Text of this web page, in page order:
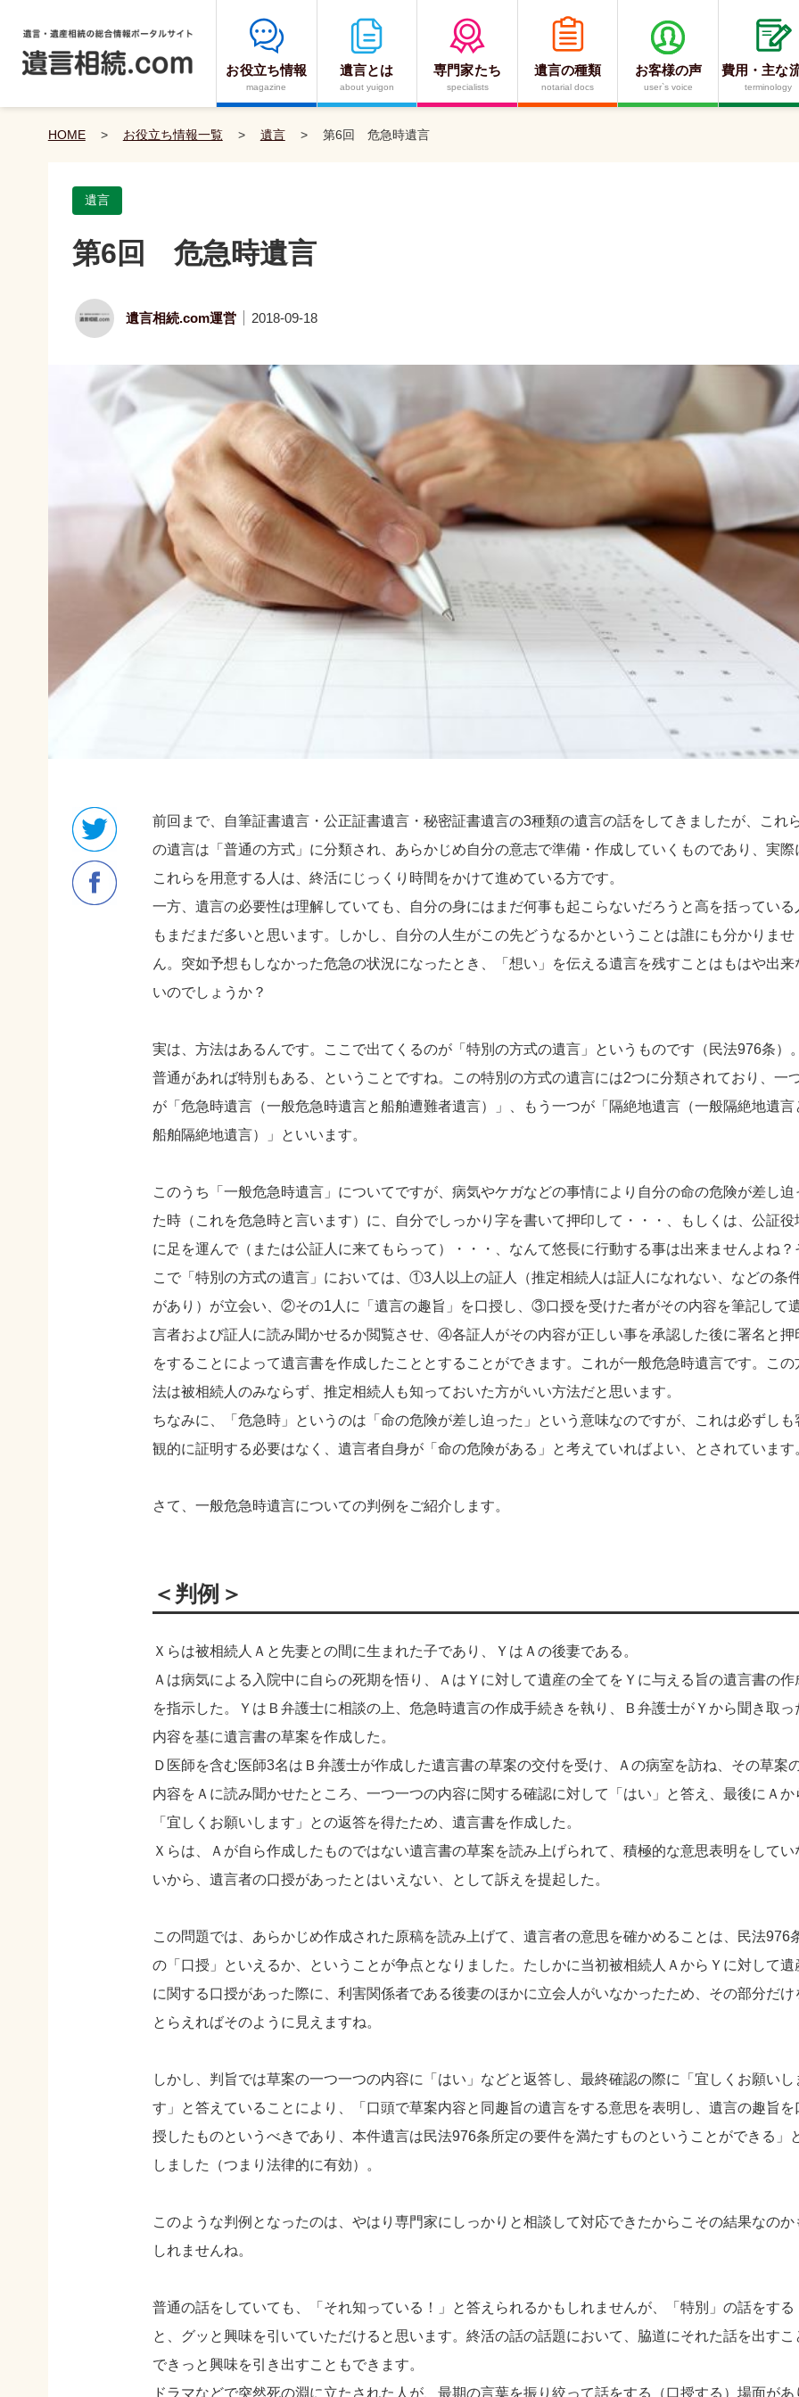
お役立ち情報
magazine
遺言とは
about yuigon
専門家たち
specialists
遺言の種類
notarial docs
お客様の声
user`s voice
費用・主な
terminology
HOME > お役立ち情報一覧 > 遺言 > 第6回 危急時遺言
遺言
第6回 危急時遺言
遺言相続.com運営 2018-09-18
前回まで、自筆証書遺言・公正証書遺言・秘密証書遺言の3種類の遺言の話をしてきましたが、これ
の遺言は「普通の方式」に分類され、あらかじめ自分の意志で準備・作成していくものであり、実際
これらを用意する人は、終活にじっくり時間をかけて進めている方です。
一方、遺言の必要性は理解していても、自分の身にはまだ何事も起こらないだろうと高を括っている
もまだまだ多いと思います。しかし、自分の人生がこの先どうなるかということは誰にも分かりませ
ん。突如予想もしなかった危急の状況になったとき、「想い」を伝える遺言を残すことはもはや出来
いのでしょうか？
実は、方法はあるんです。ここで出てくるのが「特別の方式の遺言」というものです（民法976条）。
普通があれば特別もある、ということですね。この特別の方式の遺言には2つに分類されており、一
が「危急時遺言（一般危急時遺言と船舶遭難者遺言）」、もう一つが「隔絶地遺言（一般隔絶地遺言
船舶隔絶地遺言）」といいます。
このうち「一般危急時遺言」についてですが、病気やケガなどの事情により自分の命の危険が差し迫
た時（これを危急時と言います）に、自分でしっかり字を書いて押印して・・・、もしくは、公証役
に足を運んで（または公証人に来てもらって）・・・、なんて悠長に行動する事は出来ませんよね？
こで「特別の方式の遺言」においては、①3人以上の証人（推定相続人は証人になれない、などの条
があり）が立会い、②その1人に「遺言の趣旨」を口授し、③口授を受けた者がその内容を筆記して
言者および証人に読み聞かせるか閲覧させ、④各証人がその内容が正しい事を承認した後に署名と押
をすることによって遺言書を作成したこととすることができます。これが一般危急時遺言です。この
法は被相続人のみならず、推定相続人も知っておいた方がいい方法だと思います。
ちなみに、「危急時」というのは「命の危険が差し迫った」という意味なのですが、これは必ずしも
観的に証明する必要はなく、遺言者自身が「命の危険がある」と考えていればよい、とされています
さて、一般危急時遺言についての判例をご紹介します。
＜判例＞
Ｘらは被相続人Ａと先妻との間に生まれた子であり、ＹはＡの後妻である。
Ａは病気による入院中に自らの死期を悟り、ＡはＹに対して遺産の全てをＹに与える旨の遺言書の作
を指示した。ＹはＢ弁護士に相談の上、危急時遺言の作成手続きを執り、Ｂ弁護士がＹから聞き取っ
内容を基に遺言書の草案を作成した。
Ｄ医師を含む医師3名はＢ弁護士が作成した遺言書の草案の交付を受け、Ａの病室を訪ね、その草案
内容をＡに読み聞かせたところ、一つ一つの内容に関する確認に対して「はい」と答え、最後にＡか
「宜しくお願いします」との返答を得たため、遺言書を作成した。
Ｘらは、Ａが自ら作成したものではない遺言書の草案を読み上げられて、積極的な意思表明をしてい
いから、遺言者の口授があったとはいえない、として訴えを提起した。
この問題では、あらかじめ作成された原稿を読み上げて、遺言者の意思を確かめることは、民法976
の「口授」といえるか、ということが争点となりました。たしかに当初被相続人ＡからＹに対して遺
に関する口授があった際に、利害関係者である後妻のほかに立会人がいなかったため、その部分だけ
とらえればそのように見えますね。
しかし、判旨では草案の一つ一つの内容に「はい」などと返答し、最終確認の際に「宜しくお願いし
す」と答えていることにより、「口頭で草案内容と同趣旨の遺言をする意思を表明し、遺言の趣旨を
授したものというべきであり、本件遺言は民法976条所定の要件を満たすものということができる」
しました（つまり法律的に有効）。
このような判例となったのは、やはり専門家にしっかりと相談して対応できたからこその結果なのか
しれませんね。
普通の話をしていても、「それ知っている！」と答えられるかもしれませんが、「特別」の話をする
と、グッと興味を引いていただけると思います。終活の話の話題において、脇道にそれた話を出すこ
できっと興味を引き出すこともできます。
ドラマなどで突然死の淵に立たされた人が、最期の言葉を振り絞って話をする（口授する）場面があ